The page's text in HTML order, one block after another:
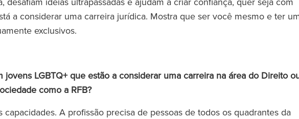
a considerar uma carreira jurídica. Mostra que ser você mesmo e ter
exclusivos.
LGBTQ+ que estão a considerar uma carreira na área do Direito
como a RFB?
A profissão precisa de pessoas de todos os quadrantes da